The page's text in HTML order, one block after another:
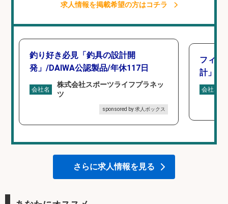
求人情報を掲載希望の方はコチラ
釣り好き必見「釣具の設計開
発」/DAIWA公認製品/年休117日
会社名
株式会社スポーツライフプラネッ
ツ
sponsored by 求人ボックス
フィッ
計」
会社名
さらに求人情報を見る